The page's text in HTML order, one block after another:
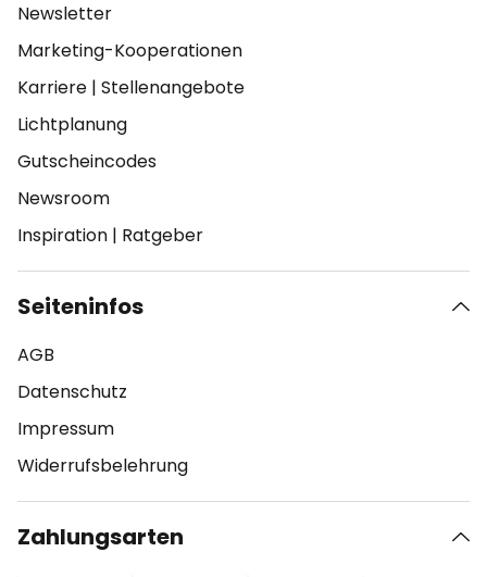
Newsletter
Marketing-Kooperationen
Karriere | Stellenangebote
Lichtplanung
Gutscheincodes
Newsroom
Inspiration | Ratgeber
Seiteninfos
AGB
Datenschutz
Impressum
Widerrufsbelehrung
Zahlungsarten